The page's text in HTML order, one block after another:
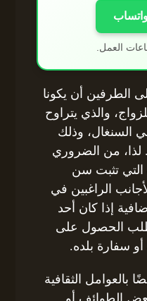
العمل.
الطرفين أن يكونا
والذي يتراوح
إلى 21 عاماً في السنغال، وذلك
من الضروري
التي تثبت سن
الراغبين في
إذا كان أحد
الحصول على
سفارة بلده.
بالعوامل الثقافية
الطوائف أو